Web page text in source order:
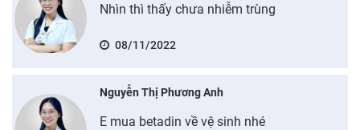
Nhìn thì thấy chưa nhiễm trùng
08/11/2022
Nguyễn Thị Phương Anh
E mua betadin về vệ sinh nhé